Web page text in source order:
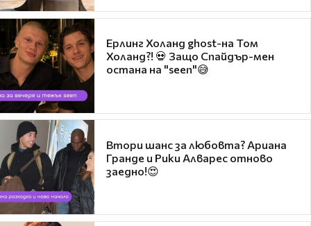
Ерлинг Холанд ghost-на Том
Холанд?! 💀 Защо Спайдър-мен
остана на "seen"😅
Втори шанс за любовта? Ариана
Гранде и Рики Алварес отново
заедно!😍